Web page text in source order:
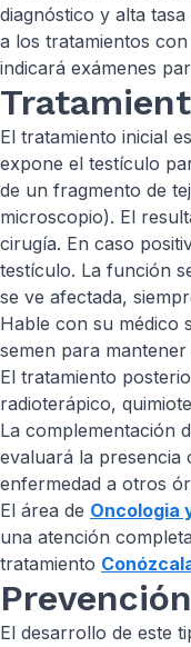
diagnóstico y alta
a los tratamientos
indicará exámenes
El tratamiento inicial
expone el testículo
de un fragmento de
microscopio). El
cirugía. En caso
testículo. La función
se ve afectada,
Hable con su médico
semen para mantener
El tratamiento
radioterápico,
La complementación
evaluará la presencia
enfermedad a otros
El área de Oncologia
una atención
tratamiento
Prevención
El desarrollo de este